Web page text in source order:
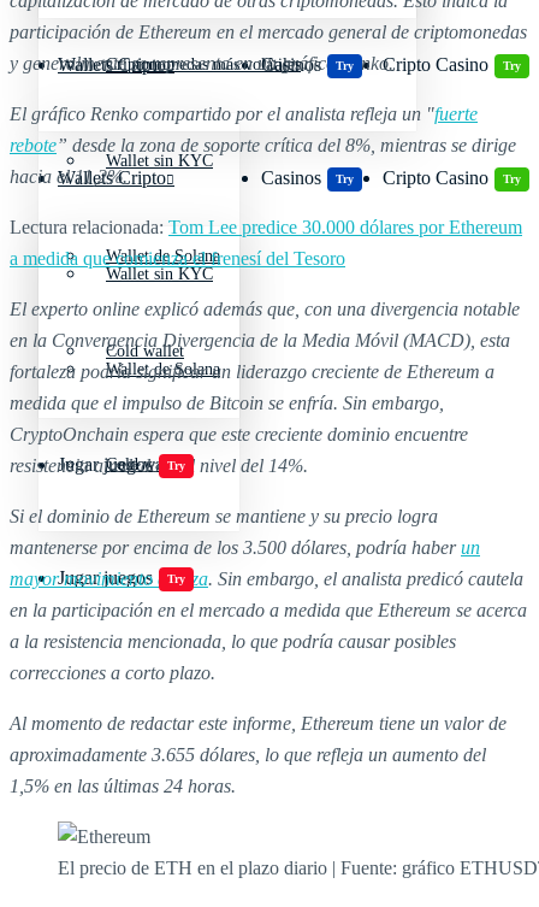
Wallets Cripto
Wallet sin KYC
Wallet de Solana
Cold wallet
Casinos Try Cripto Casino Try
Jugar juegos Try
Criptomonedas más volátiles
Wallets Cripto
Wallet sin KYC
Wallet de Solana
Cold wallet
Casinos Try Cripto Casino Try
Jugar juegos Try
participación de Ethereum en el mercado general de criptomonedas
y generalmente se representa en un gráfico Renko.
El gráfico Renko compartido por el analista refleja un "fuerte
rebote” desde la zona de soporte crítica del 8%, mientras se dirige
hacia el 11,2%.
Lectura relacionada: Tom Lee predice 30.000 dólares por Ethereum
a medida que comienza el frenesí del Tesoro
El experto online explicó además que, con una divergencia notable
en la Convergencia Divergencia de la Media Móvil (MACD), esta
fortaleza podría significar un liderazgo creciente de Ethereum a
medida que el impulso de Bitcoin se enfría. Sin embargo,
CryptoOnchain espera que este creciente dominio encuentre
resistencia alrededor del nivel del 14%.
Si el dominio de Ethereum se mantiene y su precio logra
mantenerse por encima de los 3.500 dólares, podría haberun
mayor movimiento al alza. Sin embargo, el analista predicó cautela
en la participación en el mercado a medida que Ethereum se acerca
a la resistencia mencionada, lo que podría causar posibles
correcciones a corto plazo.
Al momento de redactar este informe, Ethereum tiene un valor de
aproximadamente 3.655 dólares, lo que refleja un aumento del
1,5% en las últimas 24 horas.
El precio de ETH en el plazo diario | Fuente: gráfico